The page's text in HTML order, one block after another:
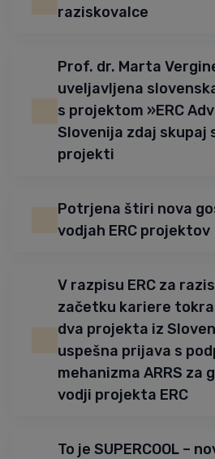
raziskovalce
Prof. dr. Marta
uveljavljena
s projektom »ERC
Slovenija zdaj skupaj
projekti
Potrjena štiri nova
vodjah ERC projektov
V razpisu ERC za
začetku kariere
dva projekta iz
uspešna prijava s
mehanizma ARRS za
vodji projekta ERC
To je SUPERCOOL –